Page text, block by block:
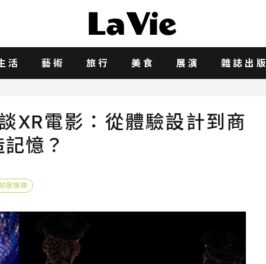
活 藝術 旅行 美食 展演 雜誌出版
XR電影：從體驗設計到商
憶？
景娛樂